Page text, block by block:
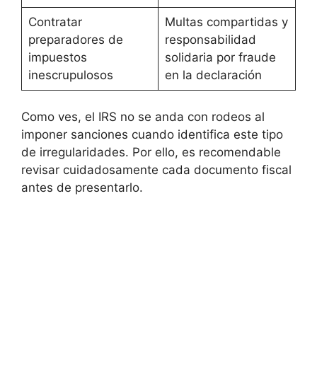
Contratar
preparadores de
impuestos
inescrupulosos
Multas compartidas y
responsabilidad
solidaria por fraude
en la declaración
Como ves, el IRS no se anda con rodeos al
imponer sanciones cuando identifica este tipo
de irregularidades. Por ello, es recomendable
revisar cuidadosamente cada documento fiscal
antes de presentarlo.